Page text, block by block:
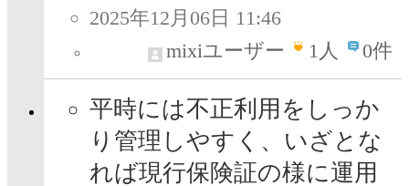
2025年12月06日 11:46
mixiユーザー
1人 0件
平時には不正利用をしっか
り管理しやすく、いざとな
れば現行保険証の様に運用